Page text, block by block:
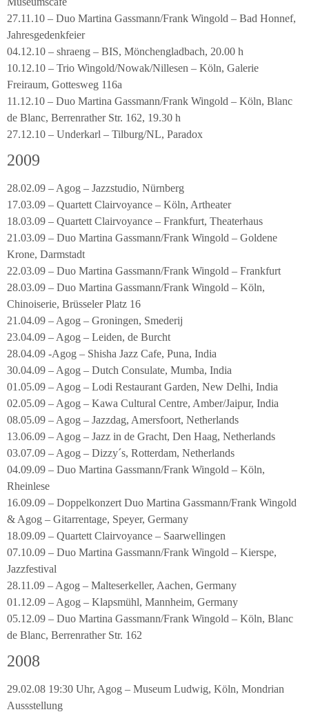
27.11.10 – Duo Martina Gassmann/Frank Wingold – Bad Honnef,
Jahresgedenkfeier
04.12.10 – shraeng – BIS, Mönchengladbach, 20.00 h
10.12.10 – Trio Wingold/Nowak/Nillesen – Köln, Galerie
Freiraum, Gottesweg 116a
11.12.10 – Duo Martina Gassmann/Frank Wingold – Köln, Blanc
de Blanc, Berrenrather Str. 162, 19.30 h
27.12.10 – Underkarl – Tilburg/NL, Paradox
2009
28.02.09 – Agog – Jazzstudio, Nürnberg
17.03.09 – Quartett Clairvoyance – Köln, Artheater
18.03.09 – Quartett Clairvoyance – Frankfurt, Theaterhaus
21.03.09 – Duo Martina Gassmann/Frank Wingold – Goldene
Krone, Darmstadt
22.03.09 – Duo Martina Gassmann/Frank Wingold – Frankfurt
28.03.09 – Duo Martina Gassmann/Frank Wingold – Köln,
Chinoiserie, Brüsseler Platz 16
21.04.09 – Agog – Groningen, Smederij
23.04.09 – Agog – Leiden, de Burcht
28.04.09 -Agog – Shisha Jazz Cafe, Puna, India
30.04.09 – Agog – Dutch Consulate, Mumba, India
01.05.09 – Agog – Lodi Restaurant Garden, New Delhi, India
02.05.09 – Agog – Kawa Cultural Centre, Amber/Jaipur, India
08.05.09 – Agog – Jazzdag, Amersfoort, Netherlands
13.06.09 – Agog – Jazz in de Gracht, Den Haag, Netherlands
03.07.09 – Agog – Dizzy´s, Rotterdam, Netherlands
04.09.09 – Duo Martina Gassmann/Frank Wingold – Köln,
Rheinlese
16.09.09 – Doppelkonzert Duo Martina Gassmann/Frank Wingold
& Agog – Gitarrentage, Speyer, Germany
18.09.09 – Quartett Clairvoyance – Saarwellingen
07.10.09 – Duo Martina Gassmann/Frank Wingold – Kierspe,
Jazzfestival
28.11.09 – Agog – Malteserkeller, Aachen, Germany
01.12.09 – Agog – Klapsmühl, Mannheim, Germany
05.12.09 – Duo Martina Gassmann/Frank Wingold – Köln, Blanc
de Blanc, Berrenrather Str. 162
2008
29.02.08 19:30 Uhr, Agog – Museum Ludwig, Köln, Mondrian
Aussstellung